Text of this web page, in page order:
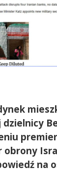
dzielnicy
na